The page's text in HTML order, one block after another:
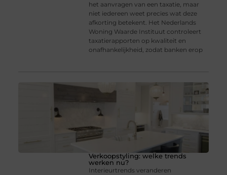
het aanvragen van een taxatie, maar
niet iedereen weet precies wat deze
afkorting betekent. Het Nederlands
Woning Waarde Instituut controleert
taxatierapporten op kwaliteit en
onafhankelijkheid, zodat banken erop
Verkoopstyling: welke trends
werken nu?
Interieurtrends veranderen